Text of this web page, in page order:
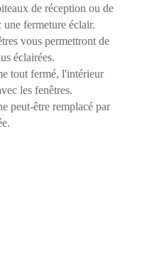
de réception ou de
une fermeture éclair.
vous permettront de
éclairées.
tout fermé, l'intérieur
les fenêtres.
peut-être remplacé par